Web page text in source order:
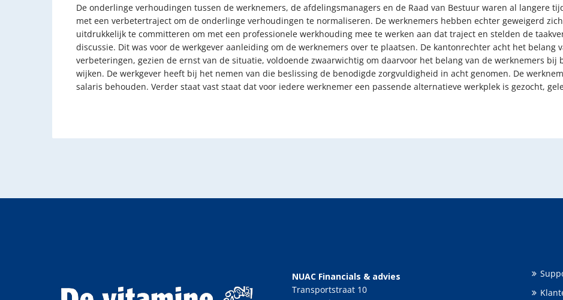
De onderlinge verhoudingen tussen de werknemers, de afdelingsmanagers en de Raad van Bestuur waren al langere
met een verbetertraject om de onderlinge verhoudingen te normaliseren. De werknemers hebben echter geweigerd
uitdrukkelijk te committeren om met een professionele werkhouding mee te werken aan dat traject en stelden de
discussie. Dit was voor de werkgever aanleiding om de werknemers over te plaatsen. De kantonrechter acht het belang
verbeteringen, gezien de ernst van de situatie, voldoende zwaarwichtig om daarvoor het belang van de werknemers
wijken. De werkgever heeft bij het nemen van die beslissing de benodigde zorgvuldigheid in acht genomen. De
salaris behouden. Verder staat vast staat dat voor iedere werknemer een passende alternatieve werkplek is gezocht,
NUAC Financials & advies
Transportstraat 10